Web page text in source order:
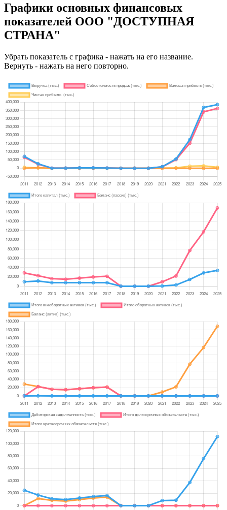
Графики основных финансовых
показателей ООО "ДОСТУПНАЯ
СТРАНА"
Убрать показатель с графика - нажать на его название.
Вернуть - нажать на него повторно.